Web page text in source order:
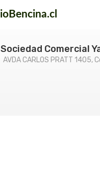
Sociedad Comercial
AVDA CARLOS PRATT 1405,